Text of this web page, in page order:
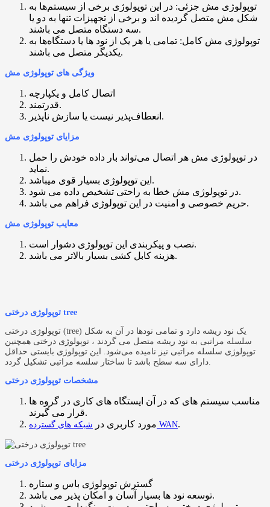
توپولوژی مش جزئی: در این توپولوژی برخی از سیستم‌ها به
شکل مش متصل گردیده اند و برخی از تجهیزات تنها به دو یا
سه دستگاه متصل می باشند.
توپولوژی مش کامل: تمامی یا هر یک از نود ها یا دستگاه‌ها به
یکدیگر متصل می باشند.
ویژگی های توپولوژی مش
اتصال کامل و یکپارچه
قدرتمند.
انعطاف‌پذیر نیست یا سازش ناپذیر.
مزایای توپولوژی مش
در توپولوژی مش هر اتصال می‌تواند بار داده خودش را حمل
نماید.
این توپولوژی بسیار قوی میباشد.
در توپولوژی مش خطا به راحتی تشخیص داده می ‌شود.
حریم خصوصی و امنیت در این توپولوژی فراهم می باشد.
معایب توپولوژی مش
نصب و پیکربندی این توپولوژی دشوار است.
هزینه کابل کشی بسیار بالاتر می باشد.
توپولوژی درختی tree
توپولوژی درختی (tree) یک‌ نود ریشه دارد و تمامی نودها در آن به شکل
سلسله مراتبی به نود ریشه متصل می گردند ، توپولوژی درختی همچنین
توپولوژی سلسله مراتبی نیز نامیده می‌شود. این توپولوژی بایستی حداقل
مشخصات توپولوژی درختی
مناسب سیستم های که در آن ایستگاه ‌های کاری در گروه ‌ها
قرار می گیرند.
مورد کاربری در شبکه های گسترده WAN.
مزایای توپولوژی درختی
گسترش توپولوژی باس و ستاره
توسعه نود ها بسیار آسان و امکان پذیر می باشد.